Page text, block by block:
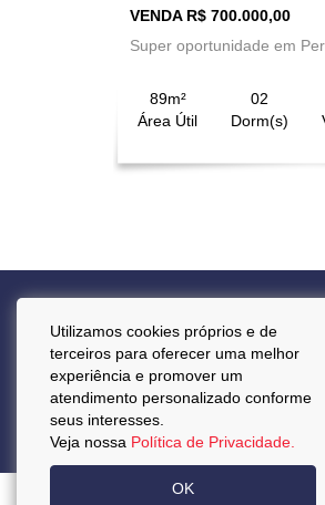
Utilizamos cookies próprios e de
terceiros para oferecer uma melhor
experiência e promover um
atendimento personalizado conforme
seus interesses.
Veja nossa Política de Privacidade.
OK
VENDA R$ 700.000,00
Super oportunidade em
89m²
Área Útil
02
Dorm(s)
(11)4563-1800
Rua Pará, 50 Cj. 92 - CEP